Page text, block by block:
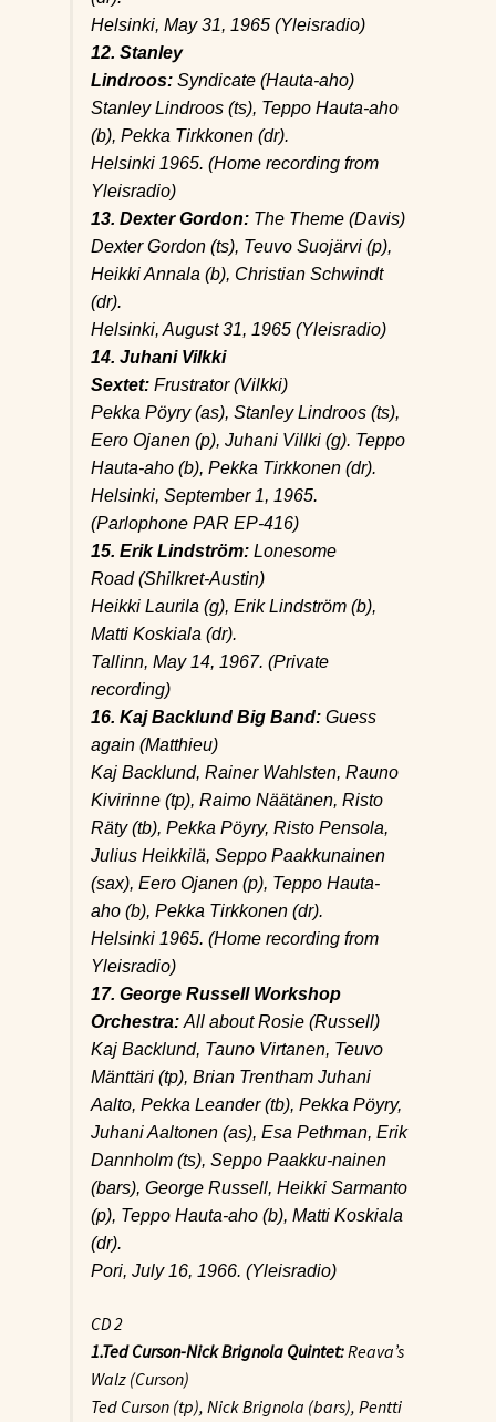
Helsinki, May 31, 1965 (Yleisradio)
12. Stanley
Lindroos:Syndicate (Hauta-aho)
Stanley Lindroos (ts), Teppo Hauta-aho
(b), Pekka Tirkkonen (dr).
Helsinki 1965. (Home recording from
Yleisradio)
13. Dexter Gordon:The Theme (Davis)
Dexter Gordon (ts), Teuvo Suojärvi (p),
Heikki Annala (b), Christian Schwindt
(dr).
Helsinki, August 31, 1965 (Yleisradio)
14. Juhani Vilkki
Sextet:Frustrator(Vilkki)
Pekka Pöyry (as), Stanley Lindroos (ts),
Eero Ojanen (p), Juhani Villki (g). Teppo
Hauta-aho (b), Pekka Tirkkonen (dr).
Helsinki, September 1, 1965.
(Parlophone PAR EP-416)
15. Erik Lindström:Lonesome
Road(Shilkret-Austin)
Heikki Laurila (g), Erik Lindström (b),
Matti Koskiala (dr).
Tallinn, May 14, 1967. (Private
recording)
16. Kaj Backlund Big Band:Guess
again (Matthieu)
Kaj Backlund, Rainer Wahlsten, Rauno
Kivirinne (tp), Raimo Näätänen, Risto
Räty (tb), Pekka Pöyry, Risto Pensola,
Julius Heikkilä, Seppo Paakkunainen
(sax), Eero Ojanen (p), Teppo Hauta-
aho (b), Pekka Tirkkonen (dr).
Helsinki 1965. (Home recording from
Yleisradio)
17. George Russell Workshop
Orchestra:All about Rosie (Russell)
Kaj Backlund, Tauno Virtanen, Teuvo
Mänttäri (tp), Brian Trentham Juhani
Aalto, Pekka Leander (tb), Pekka Pöyry,
Juhani Aaltonen (as), Esa Pethman, Erik
Dannholm (ts), Seppo Paakku-nainen
(bars), George Russell, Heikki Sarmanto
(p), Teppo Hauta-aho (b), Matti Koskiala
(dr).
Pori, July 16, 1966. (Yleisradio)
CD 2
1.Ted Curson-Nick Brignola Quintet:Reava’s
Walz (Curson)
Ted Curson (tp), Nick Brignola (bars), Pentti